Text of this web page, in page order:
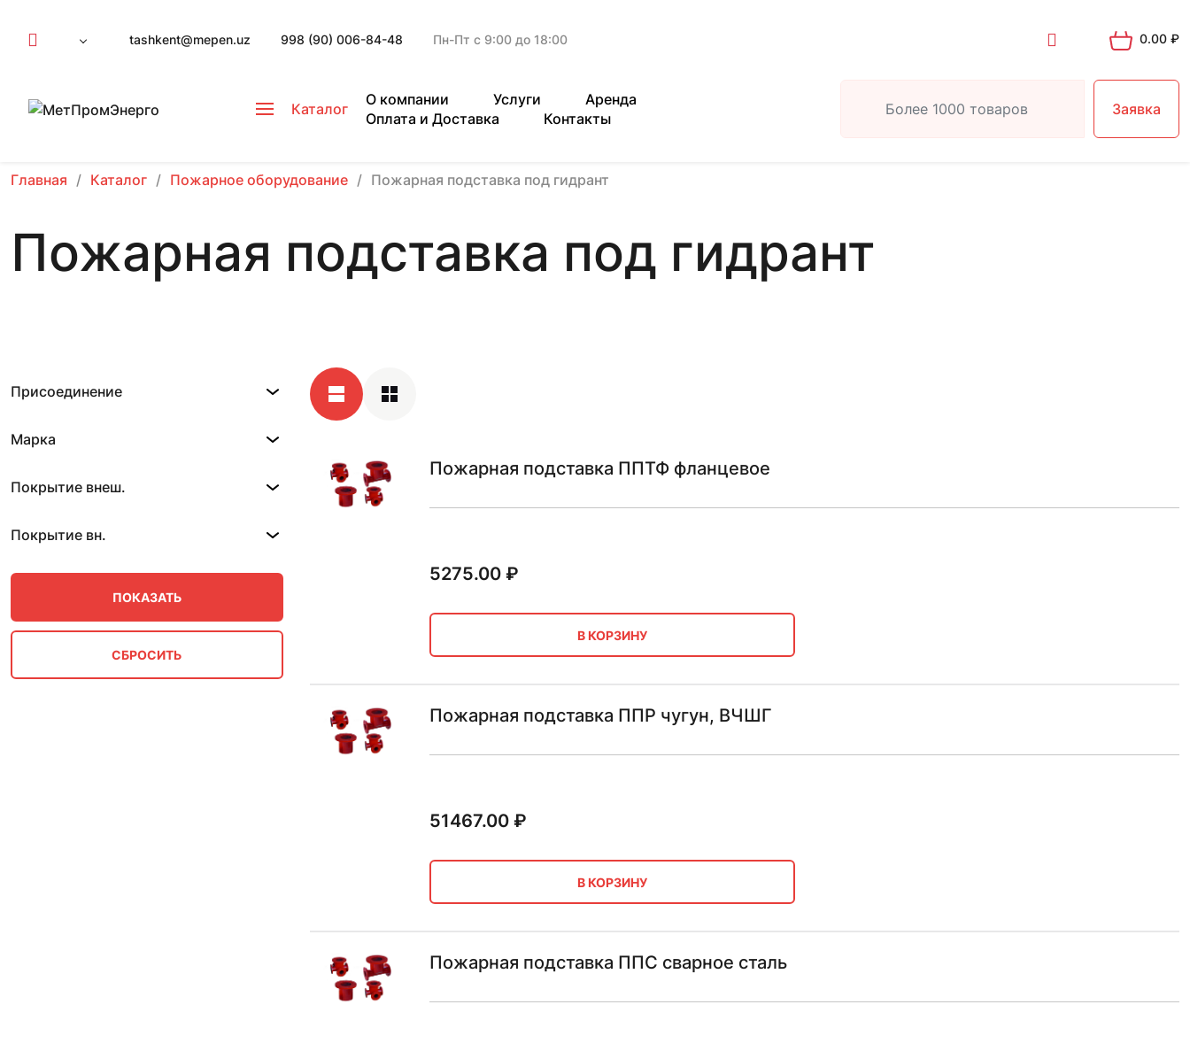
tashkent@mepen.uz 998 (90) 006-84-48 Пн-Пт с 9:00 до 18:00 0.00 ₽
Каталог
О компании Услуги
Аренда
Оплата и Доставка
Контакты
Заявка
Главная Каталог Пожарное оборудование Пожарная подставка под гидрант
Пожарная подставка под гидрант
Присоединение
Марка
Покрытие внеш.
Покрытие вн.
Пожарная подставка ППТФ фланцевое
5275.00₽
В КОРЗИНУ
Пожарная подставка ППР чугун, ВЧШГ
51467.00₽
В КОРЗИНУ
Пожарная подставка ППС сварное сталь